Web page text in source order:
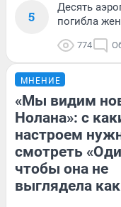
5
Десять
погибла
774
МНЕНИЕ
«Мы видим
Нолана»: с
настроем
смотреть
чтобы она не
выглядела